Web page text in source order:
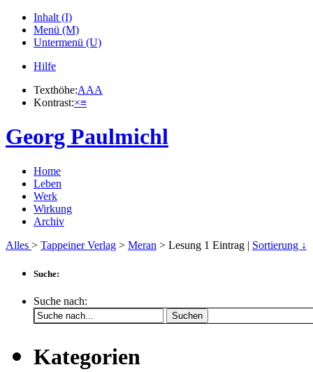
Inhalt (I)
Menü (M)
Untermenü (U)
Hilfe
Texthöhe:AAA
Kontrast:×≡
Georg Paulmichl
Home
Leben
Werk
Wirkung
Archiv
Alles > Tappeiner Verlag > Meran > Lesung 1 Eintrag | Sortierung ↓
Suche:
Suche nach:
Suchen
Kategorien